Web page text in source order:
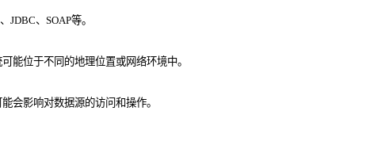
、SOAP等。
能位于不同的地理位置或网络环境中。
会影响对数据源的访问和操作。